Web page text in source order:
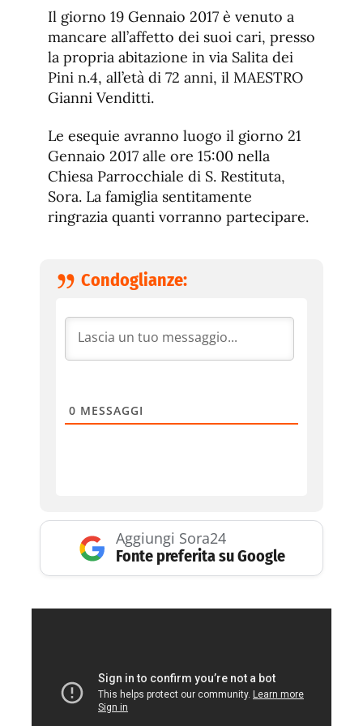
de
fuente
de
fuente.
Il giorno 19 Gennaio 2017 è venuto a
mancare all’affetto dei suoi cari, presso
la propria abitazione in via Salita dei
Pini n.4, all’età di 72 anni, il MAESTRO
Gianni Venditti.
Le esequie avranno luogo il giorno 21
Gennaio 2017 alle ore 15:00 nella
Chiesa Parrocchiale di S. Restituta,
Sora. La famiglia sentitamente
ringrazia quanti vorranno partecipare.
Condoglianze:
0 MESSAGGI
Aggiungi Sora24
Fonte preferita su Google